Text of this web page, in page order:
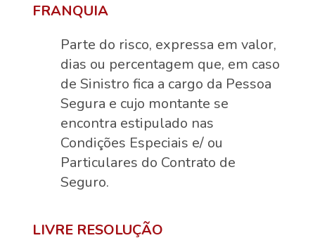
FRANQUIA
Parte do risco, expressa em valor,
dias ou percentagem que, em caso
de Sinistro fica a cargo da Pessoa
Segura e cujo montante se
encontra estipulado nas
Condições Especiais e/ ou
Particulares do Contrato de
Seguro.
LIVRE RESOLUÇÃO